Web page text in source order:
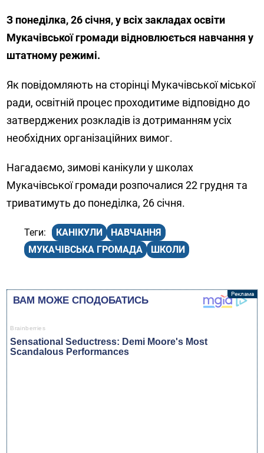
З понеділка, 26 січня, у всіх закладах освіти
Мукачівської громади відновлюється навчання у
штатному режимі.
Як повідомляють на сторінці Мукачівської міської
ради, освітній процес проходитиме відповідно до
затверджених розкладів із дотриманням усіх
необхідних організаційних вимог.
Нагадаємо, зимові канікули у школах
Мукачівської громади розпочалися 22 грудня та
триватимуть до понеділка, 26 січня.
КАНІКУЛИ
НАВЧАННЯ
МУКАЧІВСЬКА ГРОМАДА
ШКОЛИ